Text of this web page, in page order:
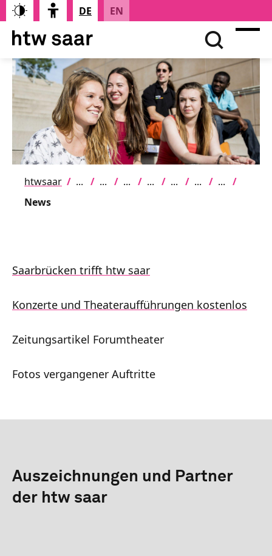
DE EN
htwsaar
News
Saarbrücken trifft htw saar
Konzerte und Theateraufführungen kostenlos
Zeitungsartikel Forumtheater
Fotos vergangener Auftritte
Auszeichnungen und Partner
der htw saar